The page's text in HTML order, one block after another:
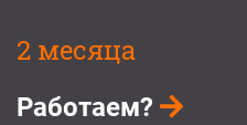
2 месяца
Работаем?